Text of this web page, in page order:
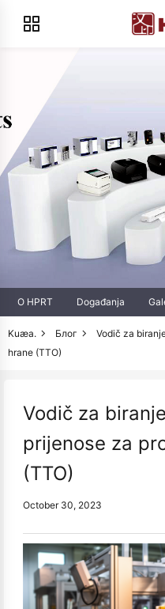
O HPRT Događanja
Kuæa. Блог
Vodič za
hrane (TTO)
Vodič za
prijenose za
(TTO)
October 30, 2023